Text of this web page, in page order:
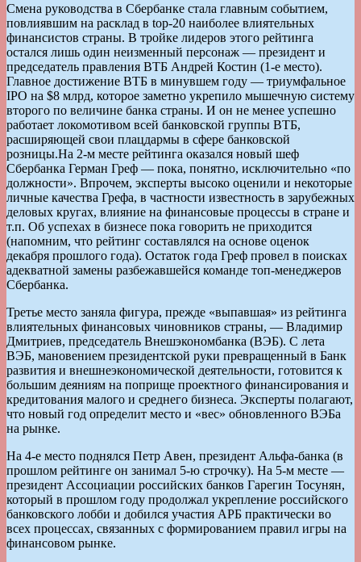
Смена руководства в Сбербанке стала главным событием,
повлиявшим на расклад в top-20 наиболее влиятельных
финансистов страны. В тройке лидеров этого рейтинга
остался лишь один неизменный персонаж — президент и
председатель правления ВТБ Андрей Костин (1-е место).
Главное достижение ВТБ в минувшем году — триумфальное
IPO на $8 млрд, которое заметно укрепило мышечную систему
второго по величине банка страны. И он не менее успешно
работает локомотивом всей банковской группы ВТБ,
расширяющей свои плацдармы в сфере банковской
розницы.На 2-м месте рейтинга оказался новый шеф
Сбербанка Герман Греф — пока, понятно, исключительно «по
должности». Впрочем, эксперты высоко оценили и некоторые
личные качества Грефа, в частности известность в зарубежных
деловых кругах, влияние на финансовые процессы в стране и
т.п. Об успехах в бизнесе пока говорить не приходится
(напомним, что рейтинг составлялся на основе оценок
декабря прошлого года). Остаток года Греф провел в поисках
адекватной замены разбежавшейся команде топ-менеджеров
Сбербанка.
Третье место заняла фигура, прежде «выпавшая» из рейтинга
влиятельных финансовых чиновников страны, — Владимир
Дмитриев, председатель Внешэкономбанка (ВЭБ). С лета
ВЭБ, мановением президентской руки превращенный в Банк
развития и внешнеэкономической деятельности, готовится к
большим деяниям на поприще проектного финансирования и
кредитования малого и среднего бизнеса. Эксперты полагают,
что новый год определит место и «вес» обновленного ВЭБа
на рынке.
На 4-е место поднялся Петр Авен, президент Альфа-банка (в
прошлом рейтинге он занимал 5-ю строчку). На 5-м месте —
президент Ассоциации российских банков Гарегин Тосунян,
который в прошлом году продолжал укрепление российского
банковского лобби и добился участия АРБ практически во
всех процессах, связанных с формированием правил игры на
финансовом рынке.